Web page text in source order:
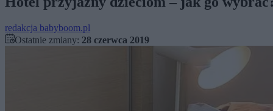
redakcja babyboom.pl
Ostatnie zmiany: 28 czerwca 2019